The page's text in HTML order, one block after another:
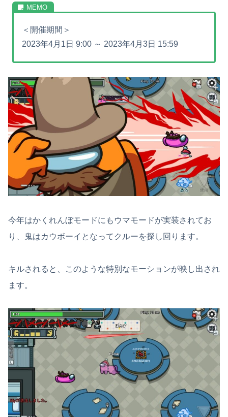
＜開催期間＞
2023年4月1日 9:00 ～ 2023年4月3日 15:59
今年はかくれんぼモードにもウマモードが実装されてお
り、鬼はカウボーイとなってクルーを探し回ります。
キルされると、このような特別なモーションが映し出され
ます。